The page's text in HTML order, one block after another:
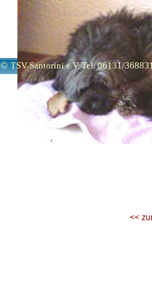
<<
©TSV Santorini e.V. Tel. 06131/